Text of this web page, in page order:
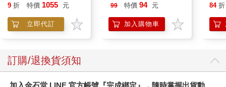
9 折 特價 1055 元
立即代訂
99 特價 94 元
加入購物車
84 折
訂購/退換貨須知